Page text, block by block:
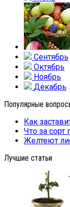
Сентябрь
Октябрь
Ноябрь
Декабрь
Популярные
Как
Что за сорт
Желтеют
Лучшие статьи